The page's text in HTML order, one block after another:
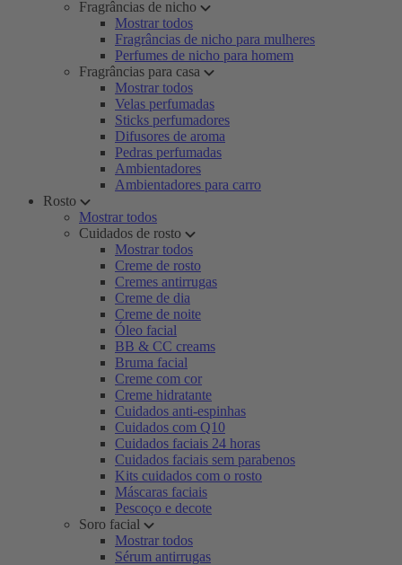
Fragrâncias de nicho
Mostrar todos
Fragrâncias de nicho para mulheres
Perfumes de nicho para homem
Fragrâncias para casa
Mostrar todos
Velas perfumadas
Sticks perfumadores
Difusores de aroma
Pedras perfumadas
Ambientadores
Ambientadores para carro
Rosto
Mostrar todos
Cuidados de rosto
Mostrar todos
Creme de rosto
Cremes antirrugas
Creme de dia
Creme de noite
Óleo facial
BB & CC creams
Bruma facial
Creme com cor
Creme hidratante
Cuidados anti-espinhas
Cuidados com Q10
Cuidados faciais 24 horas
Cuidados faciais sem parabenos
Kits cuidados com o rosto
Máscaras faciais
Pescoço e decote
Soro facial
Mostrar todos
Sérum antirrugas